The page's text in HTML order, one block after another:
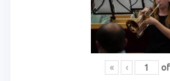
« ‹ of